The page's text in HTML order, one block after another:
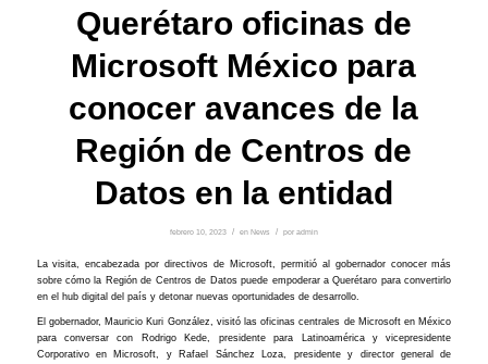
Querétaro oficinas de
Microsoft México para
conocer avances de la
Región de Centros de
Datos en la entidad
febrero 10, 2023 / en News / por admin
La visita, encabezada por directivos de Microsoft, permitió al gobernador conocer más
sobre cómo la Región de Centros de Datos puede empoderar a Querétaro para convertirlo
en el hub digital del país y detonar nuevas oportunidades de desarrollo.
El gobernador, Mauricio Kuri González, visitó las oficinas centrales de Microsoft en México
para conversar con Rodrigo Kede, presidente para Latinoamérica y vicepresidente
Corporativo en Microsoft, y Rafael Sánchez Loza, presidente y director general de